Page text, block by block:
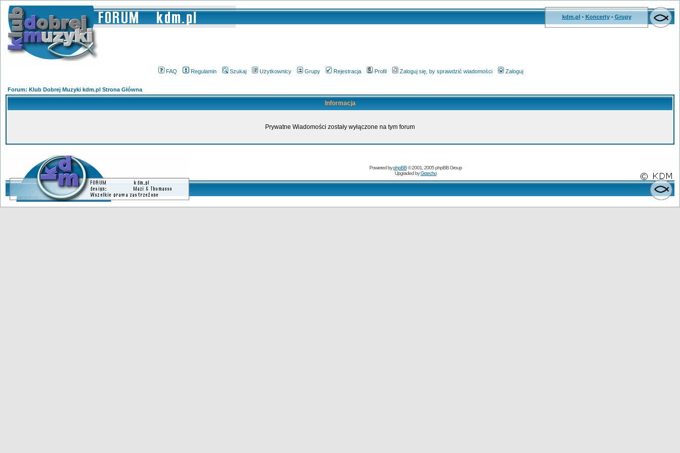
kdm.pl- Koncerty- Grupy
FAQ Regulamin Szukaj Użytkownicy Grupy Rejestracja Profil Zaloguj się, by sprawdzić wiadomości Zaloguj
Forum: Klub Dobrej Muzyki kdm.pl Strona Główna
Informacja
Prywatne Wiadomości zostały wyłączone na tym forum
Powered byphpBB© 2001, 2005 phpBB Group
Upgraded byGrzecho